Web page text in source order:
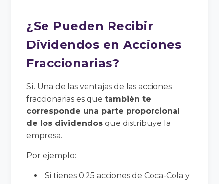
¿Se Pueden Recibir
Dividendos en Acciones
Fraccionarias?
Sí. Una de las ventajas de las acciones
fraccionarias es quetambién te
corresponde una parte proporcional
de los dividendos que distribuye la
empresa.
Por ejemplo:
Si tienes 0.25 acciones de Coca-Cola y